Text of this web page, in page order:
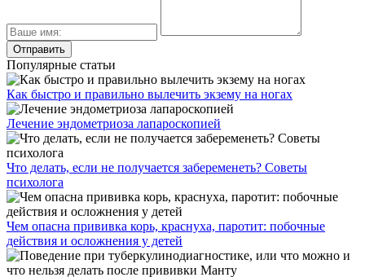
Популярные статьи
Как быстро и правильно вылечить экзему на ногах
Лечение эндометриоза лапароскопией
Что делать, если не получается забеременеть? Советы
психолога
Чем опасна прививка корь, краснуха, паротит: побочные
действия и осложнения у детей